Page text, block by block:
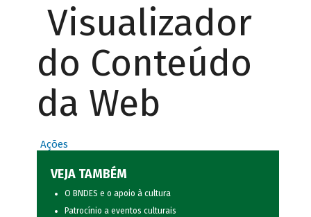
Visualizador
do Conteúdo
da Web
Ações
VEJA TAMBÉM
O BNDES e o apoio à cultura
Patrocínio a eventos culturais